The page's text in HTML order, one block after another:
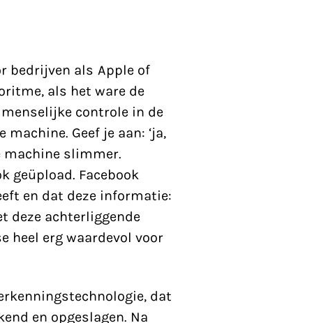
bedrijven als Apple of
als het ware de
controle in de
Geef je aan: ‘ja,
de machine slimmer.
geüpload. Facebook
en dat deze informatie:
deze achterliggende
heel erg waardevol voor
dat
en opgeslagen. Na